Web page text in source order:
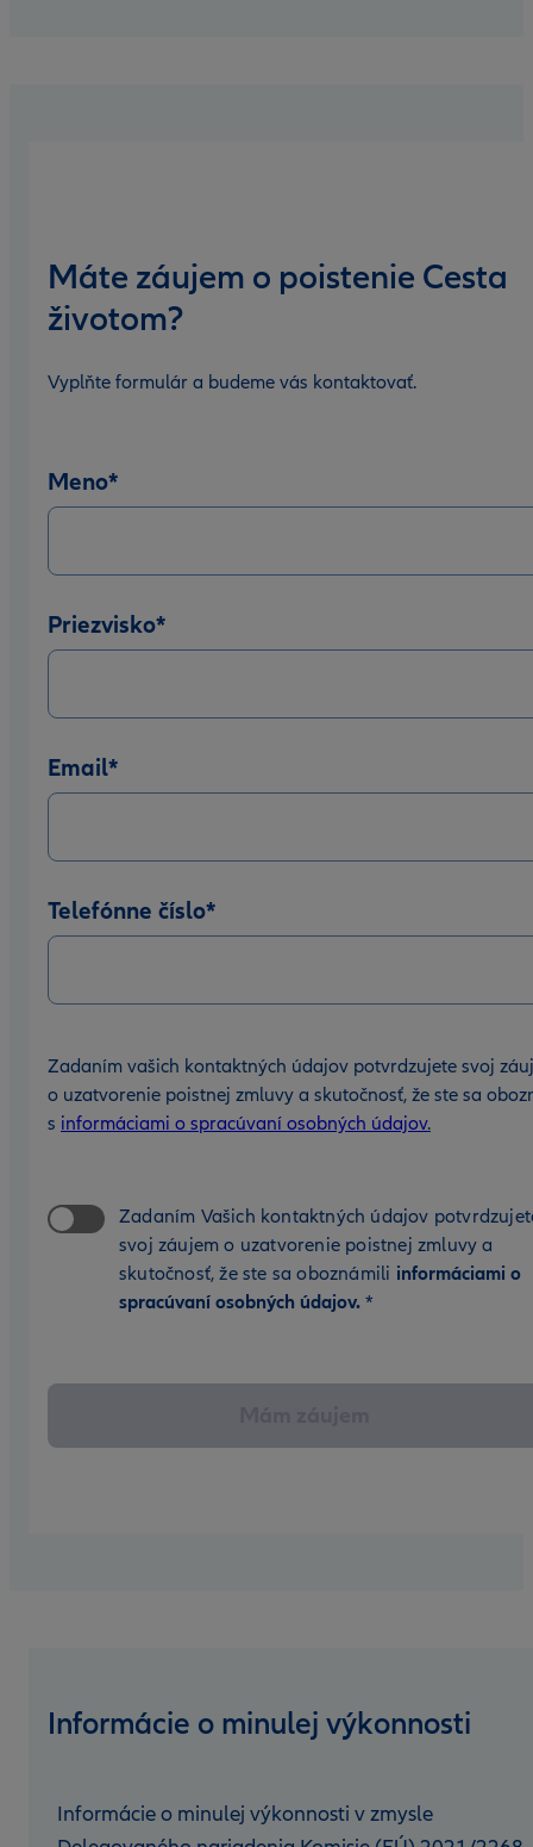
Máte záujem o poistenie Cesta
životom?
Vyplňte formulár a budeme vás kontaktovať.
Meno*
Priezvisko*
Email*
Telefónne číslo*
Zadaním vašich kontaktných údajov potvrdzujete svoj
o uzatvorenie poistnej zmluvy a skutočnosť, že ste sa
s informáciami o spracúvaní osobných údajov.
Zadaním Vašich kontaktných údajov
svoj záujem o uzatvorenie poistnej zmluvy a
skutočnosť, že ste sa oboznámili informáciami o
spracúvaní osobných údajov. *
Informácie o minulej výkonnosti
Informácie o minulej výkonnosti v zmysle